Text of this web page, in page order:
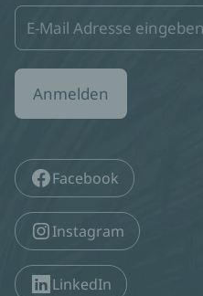
Anmelden
Facebook
Instagram
LinkedIn